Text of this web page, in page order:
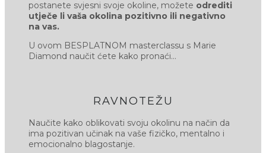
postanete svjesni svoje okoline, možete odrediti
utječe li vaša okolina pozitivno ili negativno
na vas.
U ovom BESPLATNOM masterclassu s Marie
Diamond naučit ćete kako pronaći…
RAVNOTEŽU
Naučite kako oblikovati svoju okolinu na način da
ima pozitivan učinak na vaše fizičko, mentalno i
emocionalno blagostanje.